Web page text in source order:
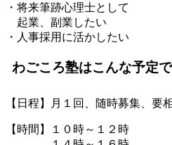
・将来筆跡心理士として
起業、副業したい
・人事採用に活かしたい
わごころ塾はこんな予定
【日程】月１回、随時募集、要
【時間】１０時～１２時